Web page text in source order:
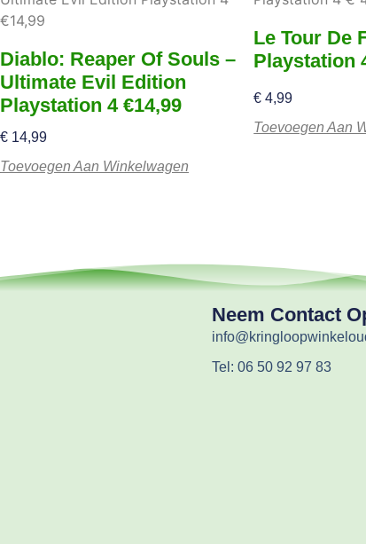
Diablo: Reaper Of Souls –
Ultimate Evil Edition
Playstation 4 €14,99
€14,99
Toevoegen Aan Winkelwagen
Le Tour De
Playstation
€ 4,99
Toevoegen Aan
Neem Contact
Tel: 06 50 92 97 83